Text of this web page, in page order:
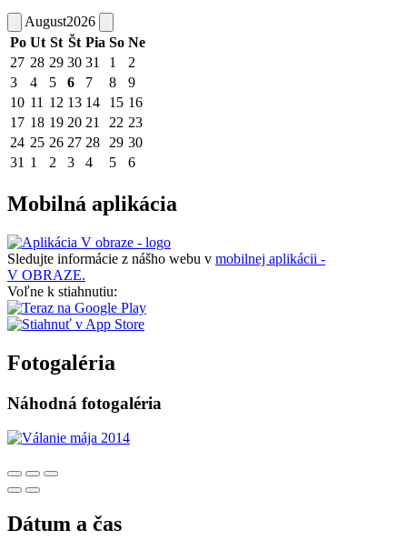
August2026
Po Ut St Št Pia So Ne
27 28 29 30 31 1
2
3
4 5 6 7 8
9
10 11 12 13 14 15 16
17 18 19 20 21 22 23
24 25 26 27 28 29 30
31 1 2 3 4 5 6
Mobilná aplikácia
Sledujte informácie z nášho webu v mobilnej aplikácii -
V OBRAZE.
Voľne k stiahnutiu:
Fotogaléria
Náhodná fotogaléria
Dátum a čas